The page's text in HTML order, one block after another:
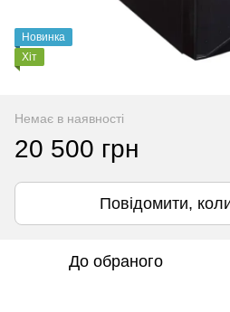
Новинка
Хіт
Немає в наявності
20 500 грн
Повідомити,
До обраного